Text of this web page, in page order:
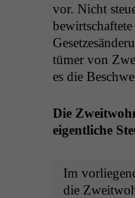
vor. Nicht
tümer von
es die
Die
eigentliche
Im
die